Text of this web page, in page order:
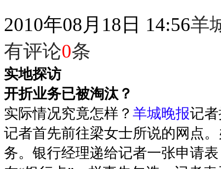
2010年08月18日 14:56羊
有评论0条
实地探访
开折业务已被淘汰？
实际情况究竟怎样？ 羊城晚报记
记者首先前往梁女士所说的网点
务。银行经理递给记者一张申请